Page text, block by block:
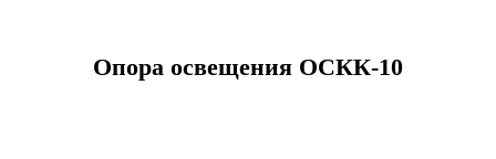
Опора освещения ОСКК-10